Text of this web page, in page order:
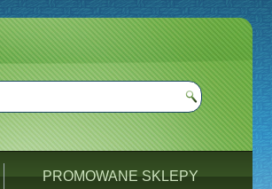
PROMOWANE SKLEPY